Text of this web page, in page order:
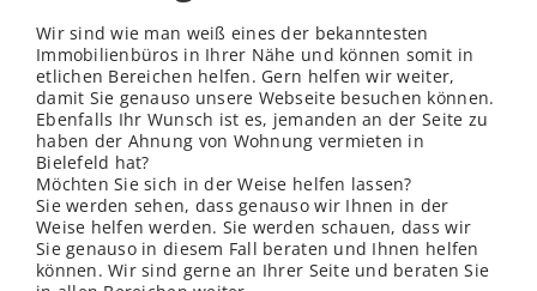
Wir sind wie man weiß eines der bekanntesten
Immobilienbüros in Ihrer Nähe und können somit in
etlichen Bereichen helfen. Gern helfen wir weiter,
damit Sie genauso unsere Webseite besuchen können.
Ebenfalls Ihr Wunsch ist es, jemanden an der Seite zu
haben der Ahnung von Wohnung vermieten in
Bielefeld hat?
Möchten Sie sich in der Weise helfen lassen?
Sie werden sehen, dass genauso wir Ihnen in der
Weise helfen werden. Sie werden schauen, dass wir
Sie genauso in diesem Fall beraten und Ihnen helfen
können. Wir sind gerne an Ihrer Seite und beraten Sie